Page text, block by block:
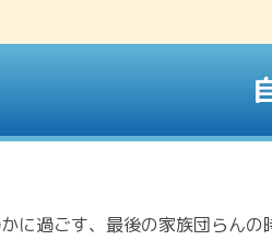
に過ごす、最後の家族団らん